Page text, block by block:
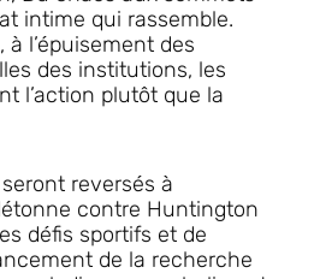
intime qui rassemble.
à l’épuisement des
des institutions, les
l’action plutôt que la
reversés à
contre Huntington
défis sportifs et de
de la recherche